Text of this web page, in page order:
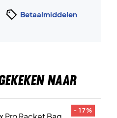
Betaalmiddelen
NAAR
- 17%